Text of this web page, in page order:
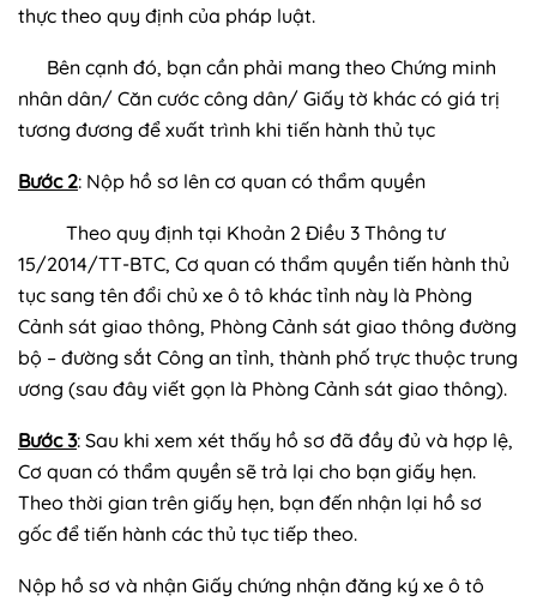
thực theo quy định của pháp luật.
Bên cạnh đó, bạn cần phải mang theo Chứng minh
nhân dân/ Căn cước công dân/ Giấy tờ khác có giá trị
tương đương để xuất trình khi tiến hành thủ tục
Bước 2: Nộp hồ sơ lên cơ quan có thẩm quyền
Theo quy định tại Khoản 2 Điều 3 Thông tư
15/2014/TT-BTC, Cơ quan có thẩm quyền tiến hành thủ
tục sang tên đổi chủ xe ô tô khác tỉnh này là Phòng
Cảnh sát giao thông, Phòng Cảnh sát giao thông đường
bộ – đường sắt Công an tỉnh, thành phố trực thuộc trung
ương (sau đây viết gọn là Phòng Cảnh sát giao thông).
Bước 3: Sau khi xem xét thấy hồ sơ đã đầy đủ và hợp lệ,
Cơ quan có thẩm quyền sẽ trả lại cho bạn giấy hẹn.
Theo thời gian trên giấy hẹn, bạn đến nhận lại hồ sơ
gốc để tiến hành các thủ tục tiếp theo.
Nộp hồ sơ và nhận Giấy chứng nhận đăng ký xe ô tô